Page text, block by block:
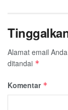
Alamat email
ditandai *
Komentar *